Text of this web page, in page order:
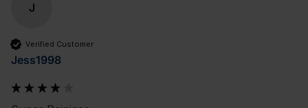
J
Verified Customer
Jess1998